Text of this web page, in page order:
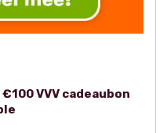
VVV cadeaubon